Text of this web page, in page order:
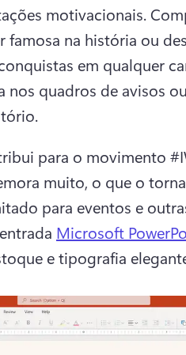
motivacionais.
famosa na história ou
em qualquer
nos quadros de avisos
para o movimento
muito, o que o
para eventos e
Microsoft
e tipografia